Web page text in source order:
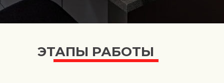
ЭТАПЫ РАБОТЫ